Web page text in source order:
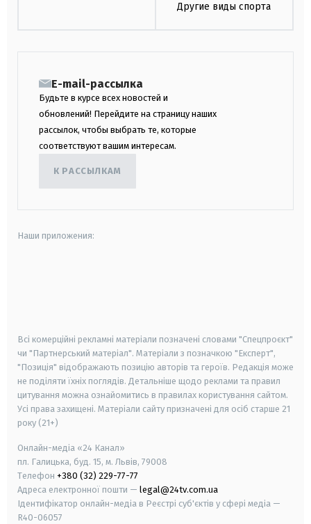
Другие виды спорта
E-mail-рассылка
Будьте в курсе всех новостей и
обновлений! Перейдите на страницу наших
рассылок, чтобы выбрать те, которые
соответствуют вашим интересам.
К РАССЫЛКАМ
Наши приложения:
Всі комерційні рекламні матеріали позначені словами "Спецпроєкт"
чи "Партнерський матеріал". Матеріали з позначкою "Експерт",
"Позиція" відображають позицію авторів та героїв. Редакція може
не поділяти їхніх поглядів. Детальніше щодо реклами та правил
цитування можна ознайомитись в правилах користування сайтом.
Усі права захищені. Матеріали сайту призначені для осіб старше 21
року (21+)
Онлайн-медіа «24 Канал»
пл. Галицька, буд. 15, м. Львів, 79008
Телефон +380 (32) 229-77-77
Адреса електронної пошти — legal@24tv.com.ua
Ідентифікатор онлайн-медіа в Реєстрі суб'єктів у сфері медіа —
R40-06057